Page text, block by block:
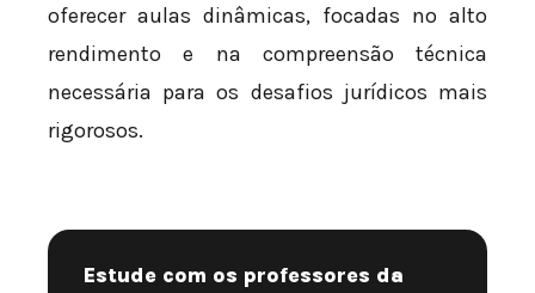
oferecer aulas dinâmicas, focadas no alto
rendimento e na compreensão técnica
necessária para os desafios jurídicos mais
rigorosos.
Estude com os professores da